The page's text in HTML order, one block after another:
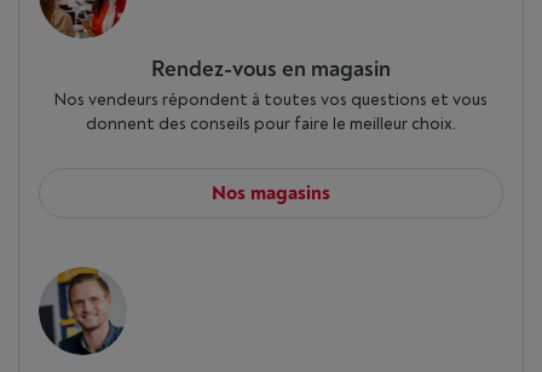
Rendez-vous en magasin
Nos vendeurs répondent à toutes vos questions et vous
donnent des conseils pour faire le meilleur choix.
Nos magasins